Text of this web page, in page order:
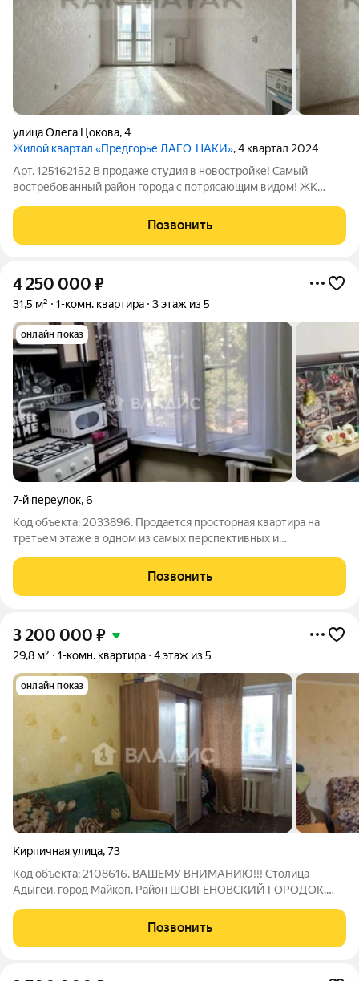
улица Олега Цокова,4
Жилой квартал «Предгорье ЛАГО-НАКИ», 4 квартал 2024
Арт. 125162152 В продаже студия в новостройке! Самый
востребованный район города с потрясающим видом! ЖК
Квартира на комфортном втором этаже Дом сдан в
эксплуатацию! Квартира с ремонтом от
Позвонить
4 250 000 ₽
31,5 м² 1-комн. квартира 3 этаж из 5
онлайн показ
7-й переулок,6
Код объекта: 2033896. Продается просторная квартира на
третьем этаже в одном из самых перспективных и
полностью готов к заселению выполнен качественный
косметический ремонт с использованием
Позвонить
3 200 000 ₽
29,8 м² 1-комн. квартира 4 этаж из 5
онлайн показ
Кирпичная улица,73
Код объекта: 2108616. ВАШЕМУ ВНИМАНИЮ!!! Столица
Адыгеи, город Майкоп. Район ШОВГЕНОВСКИЙ ГОРОДОК.
29,8 квадратных метров. ЧЕТВЕРТЫЙ ЭТАЖ пятиэтажного
дома. Комната 16 кв.м., Кухня 6,5 кв.м.
Позвонить